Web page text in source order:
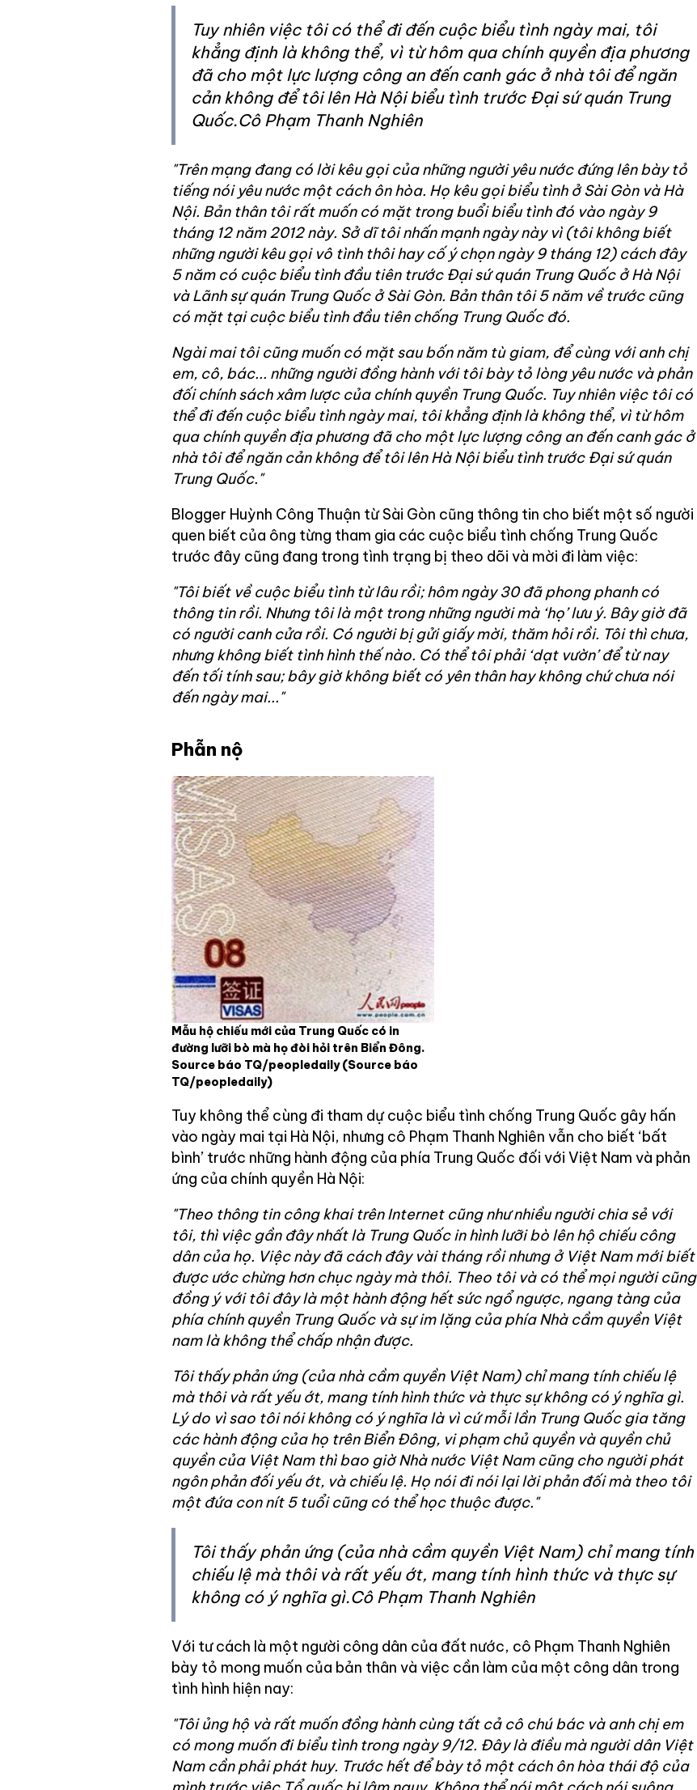
Tuy nhiên việc tôi có thể đi đến cuộc biểu tình ngày mai, tôi
khẳng định là không thể, vì từ hôm qua chính quyền địa phương
đã cho một lực lượng công an đến canh gác ở nhà tôi để ngăn
cản không để tôi lên Hà Nội biểu tình trước Đại sứ quán Trung
Quốc.Cô Phạm Thanh Nghiên
"Trên mạng đang có lời kêu gọi của những người yêu nước đứng lên bày tỏ
tiếng nói yêu nước một cách ôn hòa. Họ kêu gọi biểu tình ở Sài Gòn và Hà
Nội. Bản thân tôi rất muốn có mặt trong buổi biểu tình đó vào ngày 9
tháng 12 năm 2012 này. Sở dĩ tôi nhấn mạnh ngày này vì (tôi không biết
những người kêu gọi vô tình thôi hay cố ý chọn ngày 9 tháng 12) cách đây
5 năm có cuộc biểu tình đầu tiên trước Đại sứ quán Trung Quốc ở Hà Nội
và Lãnh sự quán Trung Quốc ở Sài Gòn. Bản thân tôi 5 năm về trước cũng
có mặt tại cuộc biểu tình đầu tiên chống Trung Quốc đó.
Ngài mai tôi cũng muốn có mặt sau bốn năm tù giam, để cùng với anh chị
em, cô, bác... những người đồng hành với tôi bày tỏ lòng yêu nước và phản
đối chính sách xâm lược của chính quyền Trung Quốc. Tuy nhiên việc tôi có
thể đi đến cuộc biểu tình ngày mai, tôi khẳng định là không thể, vì từ hôm
qua chính quyền địa phương đã cho một lực lượng công an đến canh gác ở
nhà tôi để ngăn cản không để tôi lên Hà Nội biểu tình trước Đại sứ quán
Trung Quốc."
Blogger Huỳnh Công Thuận từ Sài Gòn cũng thông tin cho biết một số người
quen biết của ông từng tham gia các cuộc biểu tình chống Trung Quốc
trước đây cũng đang trong tình trạng bị theo dõi và mời đi làm việc:
"Tôi biết về cuộc biểu tình từ lâu rồi; hôm ngày 30 đã phong phanh có
thông tin rồi. Nhưng tôi là một trong những người mà ‘họ’ lưu ý. Bây giờ đã
có người canh cửa rồi. Có người bị gửi giấy mời, thăm hỏi rồi. Tôi thì chưa,
nhưng không biết tình hình thế nào. Có thể tôi phải ‘dạt vườn’ để từ nay
đến tối tính sau; bây giờ không biết có yên thân hay không chứ chưa nói
đến ngày mai..."
Phẫn nộ
Mẫu hộ chiếu mới của Trung Quốc có in
đường lưỡi bò mà họ đòi hỏi trên Biển Đông.
Source báo TQ/peopledaily(Source báo
TQ/peopledaily)
Tuy không thể cùng đi tham dự cuộc biểu tình chống Trung Quốc gây hấn
vào ngày mai tại Hà Nội, nhưng cô Phạm Thanh Nghiên vẫn cho biết ‘bất
bình’ trước những hành động của phía Trung Quốc đối với Việt Nam và phản
ứng của chính quyền Hà Nội:
"Theo thông tin công khai trên Internet cũng như nhiều người chia sẻ với
tôi, thì việc gần đây nhất là Trung Quốc in hình lưỡi bò lên hộ chiếu công
dân của họ. Việc này đã cách đây vài tháng rồi nhưng ở Việt Nam mới biết
được ước chừng hơn chục ngày mà thôi. Theo tôi và có thể mọi người cũng
đồng ý với tôi đây là một hành động hết sức ngổ ngược, ngang tàng của
phía chính quyền Trung Quốc và sự im lặng của phía Nhà cầm quyền Việt
nam là không thể chấp nhận được.
Tôi thấy phản ứng (của nhà cầm quyền Việt Nam) chỉ mang tính chiếu lệ
mà thôi và rất yếu ớt, mang tính hình thức và thực sự không có ý nghĩa gì.
Lý do vì sao tôi nói không có ý nghĩa là vì cứ mỗi lần Trung Quốc gia tăng
các hành động của họ trên Biển Đông, vi phạm chủ quyền và quyền chủ
quyền của Việt Nam thì bao giờ Nhà nước Việt Nam cũng cho người phát
ngôn phản đối yếu ớt, và chiếu lệ. Họ nói đi nói lại lời phản đối mà theo tôi
một đứa con nít 5 tuổi cũng có thể học thuộc được."
Tôi thấy phản ứng (của nhà cầm quyền Việt Nam) chỉ mang tính
chiếu lệ mà thôi và rất yếu ớt, mang tính hình thức và thực sự
không có ý nghĩa gì.Cô Phạm Thanh Nghiên
Với tư cách là một người công dân của đất nước, cô Phạm Thanh Nghiên
bày tỏ mong muốn của bản thân và việc cần làm của một công dân trong
tình hình hiện nay:
"Tôi ủng hộ và rất muốn đồng hành cùng tất cả cô chú bác và anh chị em
có mong muốn đi biểu tình trong ngày 9/12. Đây là điều mà người dân Việt
Nam cần phải phát huy. Trước hết để bày tỏ một cách ôn hòa thái độ của